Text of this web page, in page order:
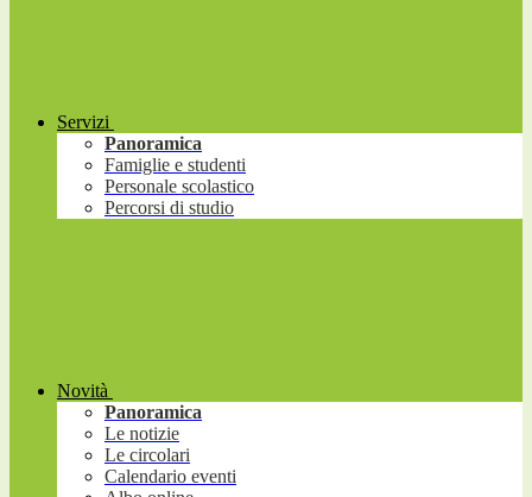
Servizi
Panoramica
Famiglie e studenti
Personale scolastico
Percorsi di studio
Novità
Panoramica
Le notizie
Le circolari
Calendario eventi